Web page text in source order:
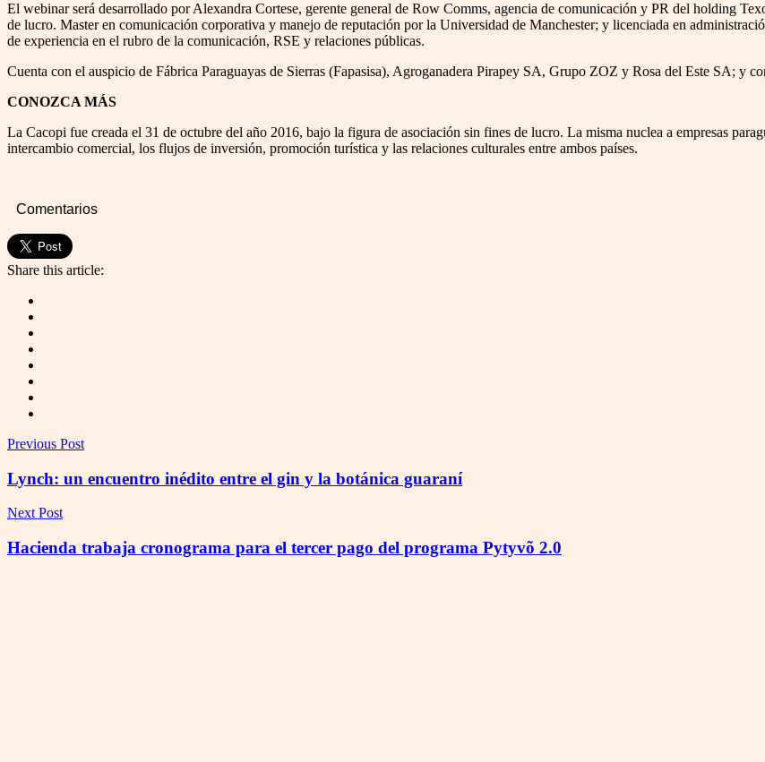
El webinar será desarrollado por Alexandra Cortese, gerente general de Row Comms, agencia de comunicación y PR del holding
de lucro. Master en comunicación corporativa y manejo de reputación por la Universidad de Manchester; y licenciada en
de experiencia en el rubro de la comunicación, RSE y relaciones públicas.
Cuenta con el auspicio de Fábrica Paraguayas de Sierras (Fapasisa), Agroganadera Pirapey SA, Grupo ZOZ y Rosa del Este SA; y
CONOZCA MÁS
La Cacopi fue creada el 31 de octubre del año 2016, bajo la figura de asociación sin fines de lucro. La misma nuclea a empresas
intercambio comercial, los flujos de inversión, promoción turística y las relaciones culturales entre ambos países.
Comentarios
Share this article:
Previous Post
Lynch: un encuentro inédito entre el gin y la botánica guaraní
Next Post
Hacienda trabaja cronograma para el tercer pago del programa Pytyvõ 2.0